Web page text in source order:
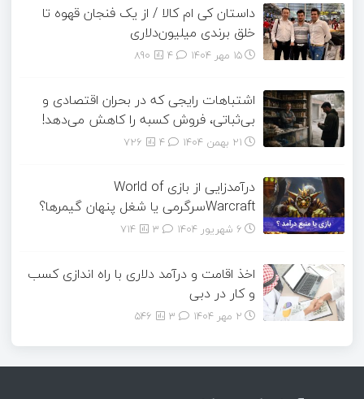
داستان کی ام کالا / از یک فنجان قهوه تا
خلق برندی میلیون‌دلاری
15 مهر 1404 890
اشتباهات رایجی که در بحران اقتصادی و
بی‌ثباتی، فروش کسبه را کاهش می‌دهد!
21 بهمن 1404 726
درآمدزایی از بازی World of
Warcraftسرگرمی یا شغل پنهان گیمرها؟
6 شهریور 1404 714
اخذ اقامت و درآمد دلاری با راه اندازی کسب
و کار در دبی
2 مهر 1404 546